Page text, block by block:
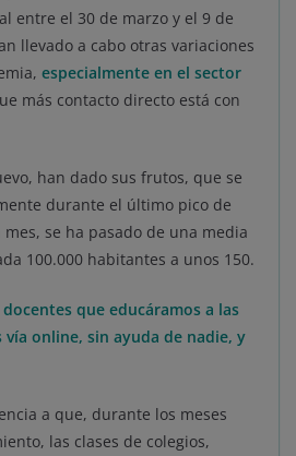
entre el 30 de marzo y el 9 de
llevado a cabo otras variaciones
especialmente en el sector
más contacto directo está con
han dado sus frutos, que se
durante el último pico de
se ha pasado de una media
100.000 habitantes a unos 150.
que educáramos a las
vía online, sin ayuda de nadie, y
a que, durante los meses
las clases de colegios,